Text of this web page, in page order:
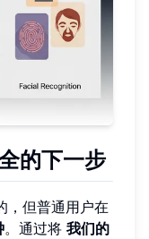
的下一步
，但普通用户在
。通过将 我们的